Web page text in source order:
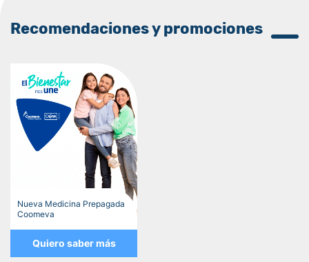
Recomendaciones y promociones
Nueva Medicina Prepagada
Coomeva
Quiero saber más